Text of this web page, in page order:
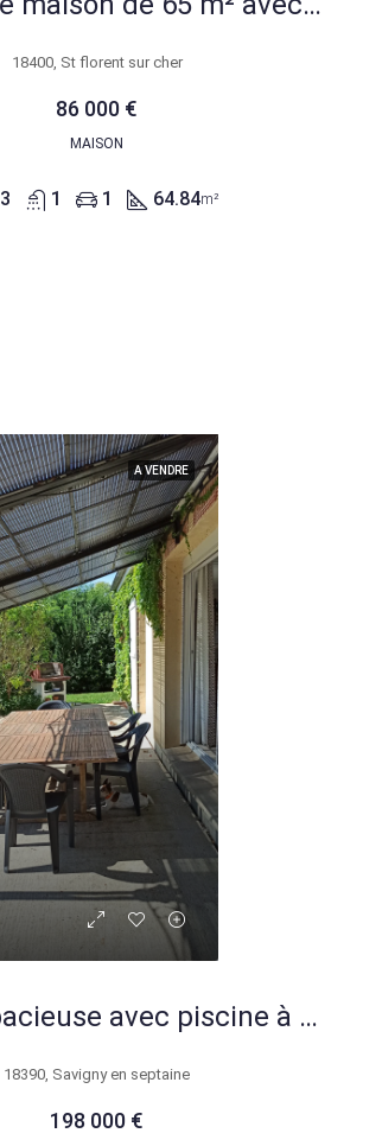
18400, St florent sur cher
86 000 €
MAISON
3 1 1 64.84m²
A VENDRE
Maison spacieuse avec piscine à Savigny en septaine proche Bourges
18390, Savigny en septaine
198 000 €